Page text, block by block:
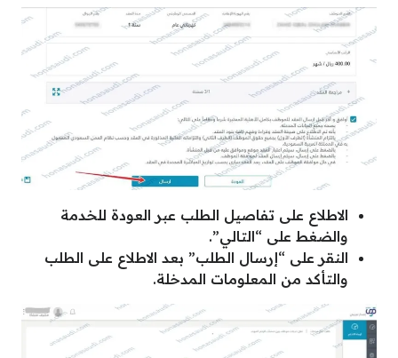
الاطلاع على تفاصيل الطلب عبر العودة للخدمة
والضغط على “التالي”.
النقر على “إرسال الطلب” بعد الاطلاع على الطلب
والتأكد من المعلومات المدخلة.